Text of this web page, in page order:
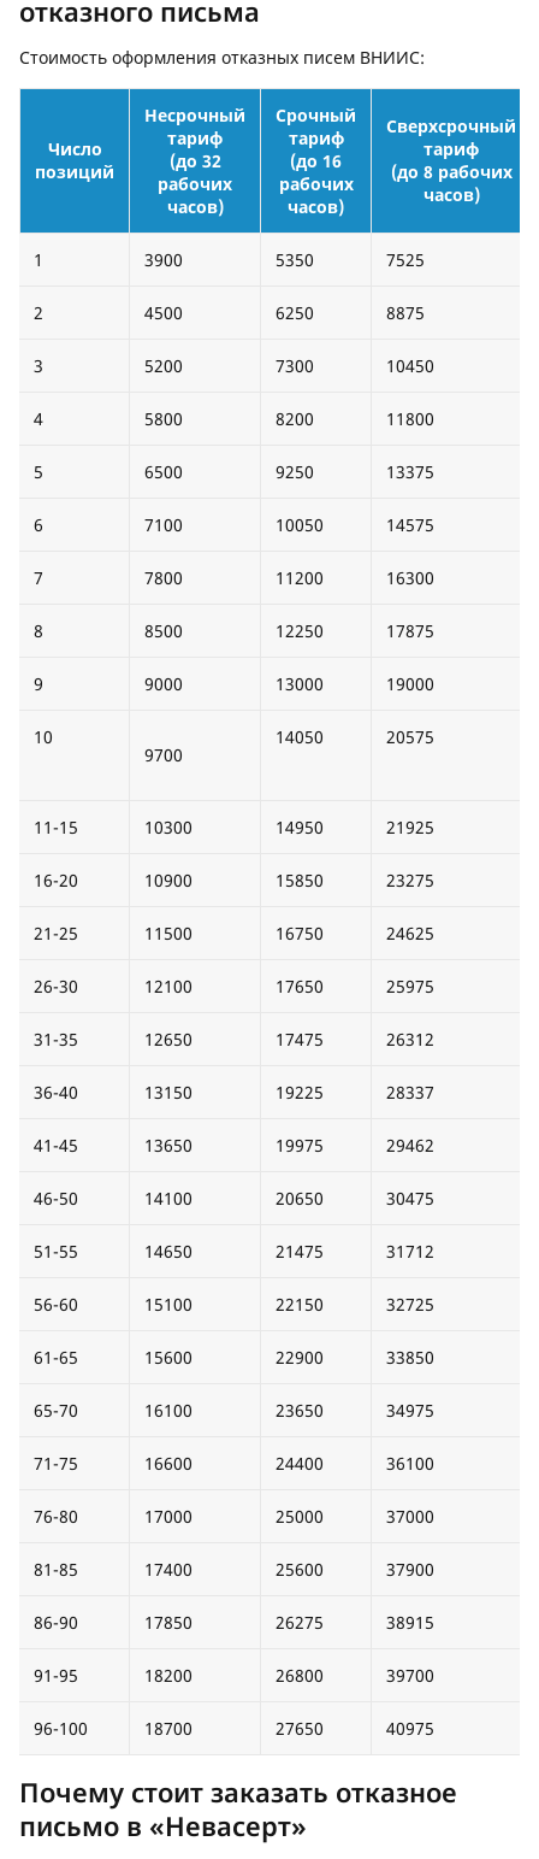
отказного письма
Стоимость оформления отказных писем ВНИИС:
Число
позиций
Несрочный
тариф
(до 32
рабочих
часов)
Срочный
тариф
(до 16
рабочих
часов)
Сверхсрочный
тариф
(до 8 рабочих
часов)
1 3900 5350 7525
2 4500 6250 8875
3 5200 7300 10450
4 5800 8200 11800
5 6500 9250 13375
6 7100 10050 14575
7 7800 11200 16300
8 8500 12250 17875
9 9000 13000 19000
10
9700
14050 20575
11-15 10300 14950 21925
16-20 10900 15850 23275
21-25 11500 16750 24625
26-30 12100 17650 25975
31-35 12650 17475 26312
36-40 13150 19225 28337
41-45 13650 19975 29462
46-50 14100 20650 30475
51-55 14650 21475 31712
56-60 15100 22150 32725
61-65 15600 22900 33850
65-70 16100 23650 34975
71-75 16600 24400 36100
76-80 17000 25000 37000
81-85 17400 25600 37900
86-90 17850 26275 38915
91-95 18200 26800 39700
96-100 18700 27650 40975
Почему стоит заказать отказное
письмо в «Невасерт»